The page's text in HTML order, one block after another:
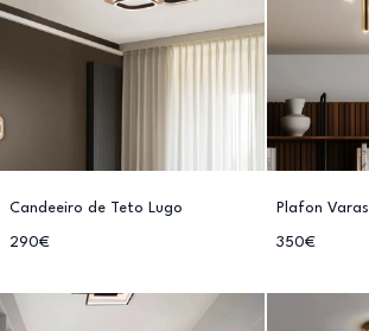
Candeeiro de Teto Lugo
290€
Plafon Varas
350€